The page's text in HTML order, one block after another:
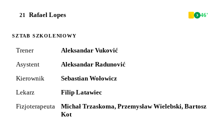
21 Rafael Lopes 46'
SZTAB SZKOLENIOWY
Trener
Aleksandar Vuković
Asystent
Aleksandar Radunović
Kierownik
Sebastian Wołowicz
Lekarz
Filip Latawiec
Fizjoterapeuta
Michał Trzaskoma, Przemysław Wielebski, Bartosz
Kot